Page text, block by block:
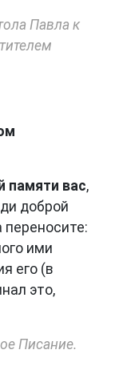
Павла к
памяти вас,
доброй
переносите:
ими
его (в
это,
Писание.